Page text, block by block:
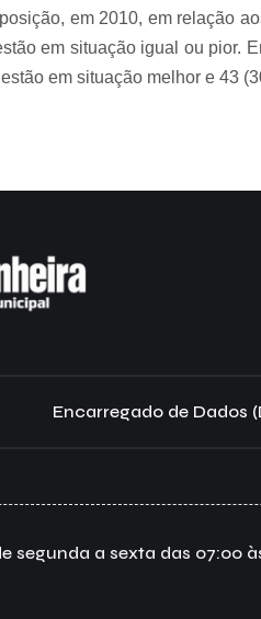
em 2010, em relação
em situação igual ou pior.
em situação melhor e 43
Encarregado de Dados
segunda a sexta das 07:00 às